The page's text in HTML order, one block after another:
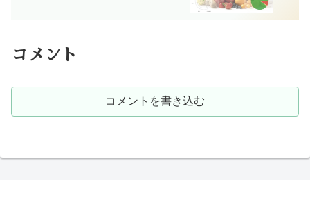
コメント
コメントを書き込む